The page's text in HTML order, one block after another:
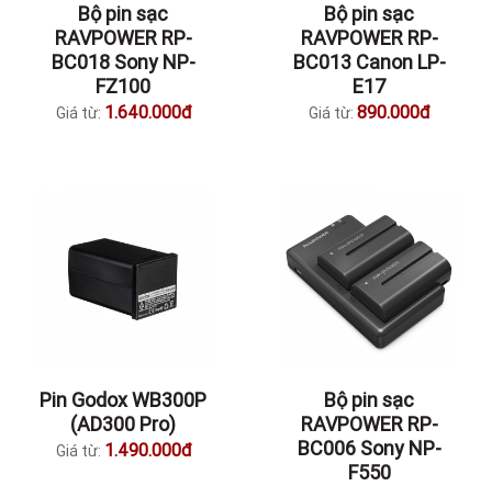
Bộ pin sạc
RAVPOWER RP-
BC018 Sony NP-
FZ100
Giá từ: 1.640.000đ
Bộ pin sạc
RAVPOWER RP-
BC013 Canon LP-
E17
Giá từ: 890.000đ
Pin Godox WB300P
(AD300 Pro)
Giá từ: 1.490.000đ
Bộ pin sạc
RAVPOWER RP-
BC006 Sony NP-
F550